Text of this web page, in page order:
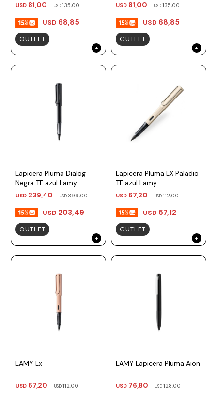
USD 81,00 USD135,00
USD 68,85
OUTLET
USD 81,00 USD135,00
USD 68,85
OUTLET
Lapicera Pluma Dialog
Negra TF azul Lamy
USD 239,40 USD399,00
USD 203,49
OUTLET
Lapicera Pluma LX Paladio
TF azul Lamy
USD 67,20 USD112,00
USD 57,12
OUTLET
LAMY Lx
USD 67,20 USD112,00
LAMY Lapicera Pluma Aion
USD 76,80 USD128,00